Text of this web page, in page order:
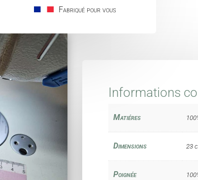
Fabriqué pour vous
Informations
Matiéres
Dimensions 23
Poignée